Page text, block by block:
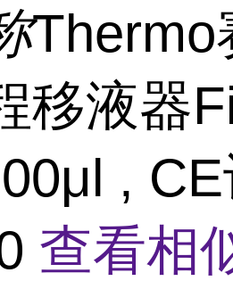
Thermo
移液器
,
查看相